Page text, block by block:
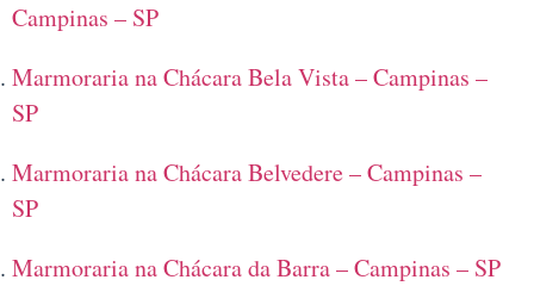
Campinas – SP
Marmoraria na Chácara Bela Vista – Campinas –
SP
Marmoraria na Chácara Belvedere – Campinas –
SP
Marmoraria na Chácara da Barra – Campinas – SP